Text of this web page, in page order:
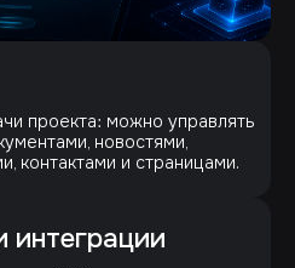
проекта: можно управлять
новостями,
контактами и страницами.